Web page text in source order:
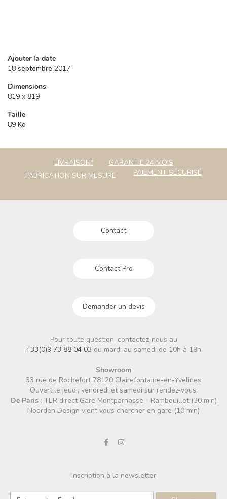
Ajouter la date
18 septembre 2017
Dimensions
819 x 819
Taille
89 Ko
LIVRAISON*
GARANTIE 24 MOIS
FABRICATION SUR MESURE
PAIEMENT SÉCURISÉ
Contact
Contact Pro
Demander un devis
Pour toute question, contactez-nous au
+33(0)9 73 88 04 03 du mardi au samedi de 10h à 19h
Showroom
33 rue de Rochefort 78120 Clairefontaine-en-Yvelines
Ouvert le jeudi, vendredi et samedi sur rendez-vous.
De Paris : TER direct Gare Montparnasse - Rambouillet (30 min)
Noorden Design vient vous chercher en gare (10 min)
Inscription à la newsletter